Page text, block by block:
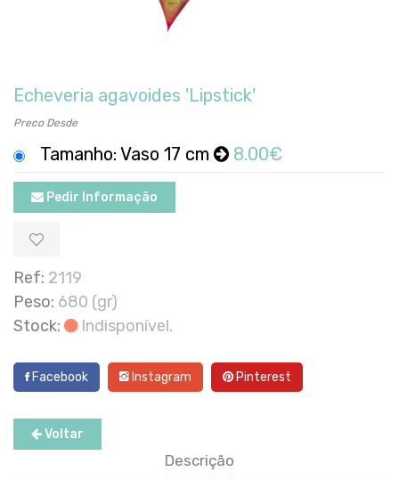
Echeveria agavoides 'Lipstick'
Preco Desde
Tamanho: Vaso 17 cm 8.00€
Pedir Informação
Ref: 2119
Peso: 680 (gr)
Stock:
Indisponível.
Facebook Instagram Pinterest
Voltar
Descrição